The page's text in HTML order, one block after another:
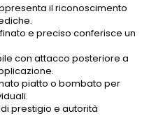
il riconoscimento
e preciso conferisce un
con attacco posteriore a
piatto o bombato per
prestigio e autorità